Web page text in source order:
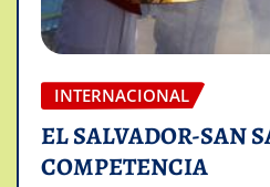
INTERNACIONAL
EL SALVADOR-SAN
COMPETENCIA